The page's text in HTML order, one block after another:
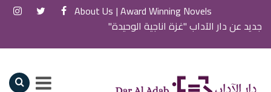
Award Winning Novels |
About Us
جديد عن دار الآداب "غزة اناجية الوحيدة"